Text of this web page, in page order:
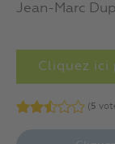
Jean-Marc
Cliquez ici
(5